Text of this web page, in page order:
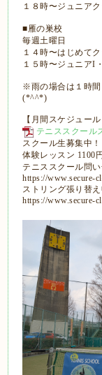
１８時〜ジュニア
■雁の巣校
毎週土曜日
１４時〜はじめてク
１５時〜ジュニアI
※雨の場合は１時間
(*^^*)
【月間スケジュール
テニススクール
スクール生募集中！
体験レッスン 1100
テニススクール問
https://www.secure-
ストリング張り替
https://www.secure-